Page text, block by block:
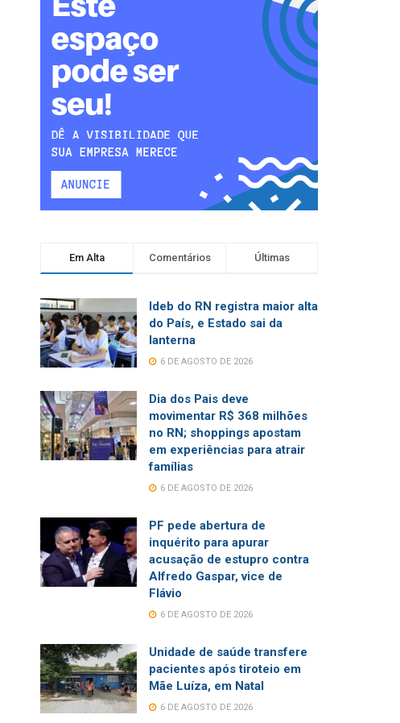
Em Alta Comentários Últimas
Ideb do RN registra maior alta
do País, e Estado sai da
lanterna
6 DE AGOSTO DE 2026
Dia dos Pais deve
movimentar R$ 368 milhões
no RN; shoppings apostam
em experiências para atrair
famílias
6 DE AGOSTO DE 2026
PF pede abertura de
inquérito para apurar
acusação de estupro contra
Alfredo Gaspar, vice de
Flávio
6 DE AGOSTO DE 2026
Unidade de saúde transfere
pacientes após tiroteio em
Mãe Luíza, em Natal
6 DE AGOSTO DE 2026